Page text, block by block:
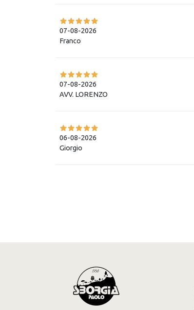
07-08-2026
Franco
07-08-2026
AVV. LORENZO
06-08-2026
Giorgio